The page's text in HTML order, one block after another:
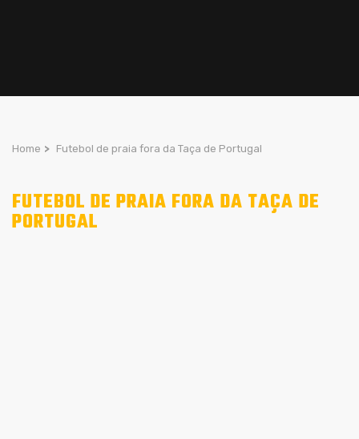
Home > Futebol de praia fora da Taça de Portugal
FUTEBOL DE PRAIA FORA DA TAÇA DE
PORTUGAL